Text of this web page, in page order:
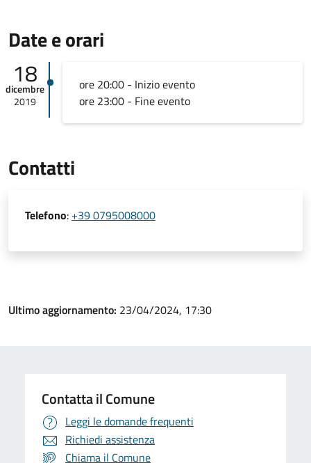
Date e orari
18
dicembre
2019
ore 20:00 - Inizio evento
ore 23:00 - Fine evento
Contatti
Telefono: +39 0795008000
Ultimo aggiornamento: 23/04/2024, 17:30
Contatta il Comune
Leggi le domande frequenti
Richiedi assistenza
Chiama il Comune